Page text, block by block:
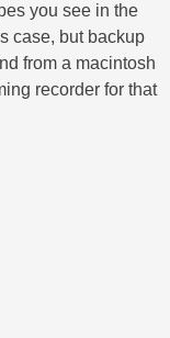
you see in the
case, but backup
from a macintosh
recorder for that